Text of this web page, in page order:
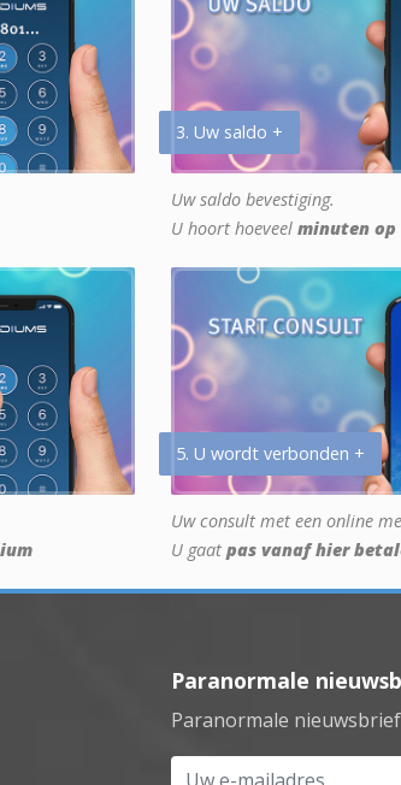
3. Uw saldo +
Uw saldo bevestiging.
U hoort hoeveel minuten op
5. U wordt verbonden +
Uw consult met een online
U gaat pas vanaf hier
Paranormale
Paranormale
Uw e-mailadres